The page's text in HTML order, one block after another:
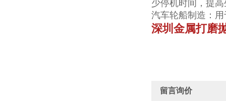
少停机时间，提
汽车轮船制造：
深圳金属打磨
留言询价